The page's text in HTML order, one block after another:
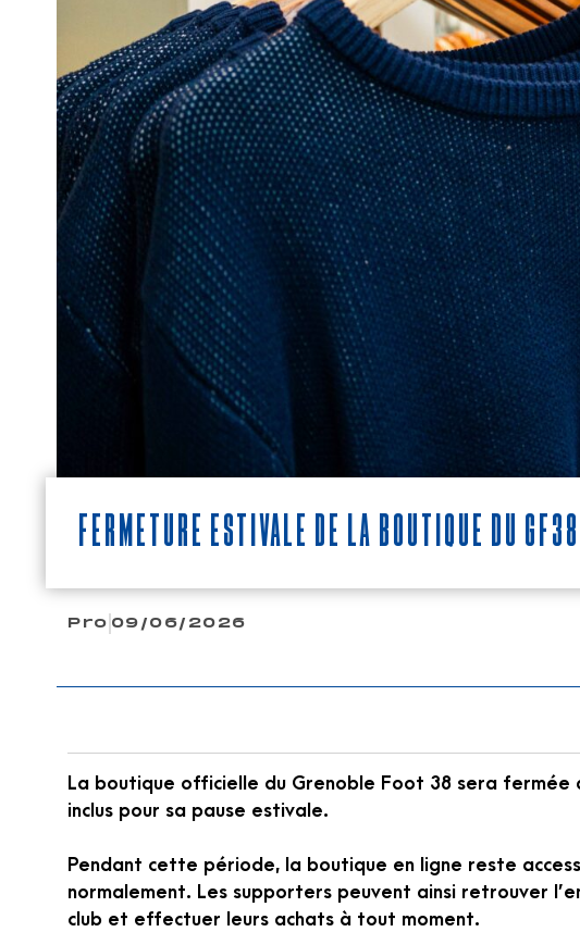
Fermeture estivale de la boutique du
Pro 09/06/2026
La boutique officielle du Grenoble Foot 38 sera fermée
inclus pour sa pause estivale.
Pendant cette période, la boutique en ligne reste
normalement. Les supporters peuvent ainsi retrouver
club et effectuer leurs achats à tout moment.